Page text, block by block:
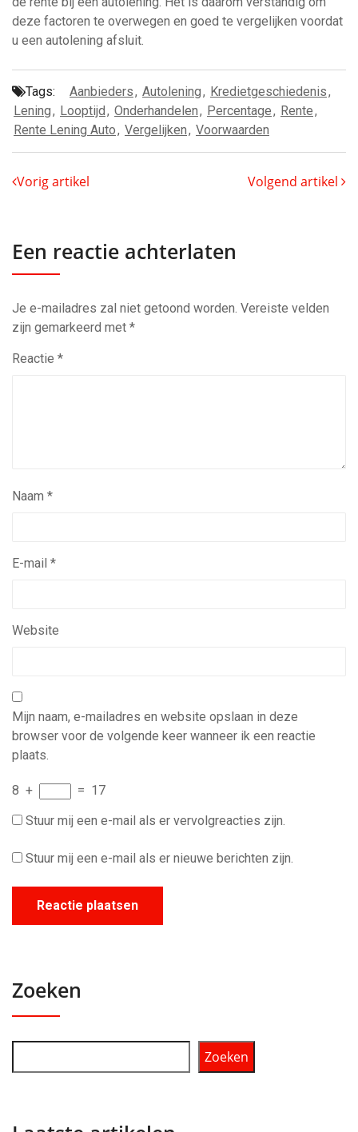
deze factoren te overwegen en goed te vergelijken voordat
u een autolening afsluit.
Tags: Aanbieders, Autolening, Kredietgeschiedenis,
Lening, Looptijd, Onderhandelen, Percentage, Rente,
Rente Lening Auto, Vergelijken, Voorwaarden
Vorig artikel Volgend artikel
Een reactie achterlaten
Je e-mailadres zal niet getoond worden. Vereiste velden
zijn gemarkeerd met *
Reactie *
Naam *
E-mail *
Website
Mijn naam, e-mailadres en website opslaan in deze
browser voor de volgende keer wanneer ik een reactie
plaats.
8 + = 17
Stuur mij een e-mail als er vervolgreacties zijn.
Stuur mij een e-mail als er nieuwe berichten zijn.
Zoeken
Zoeken